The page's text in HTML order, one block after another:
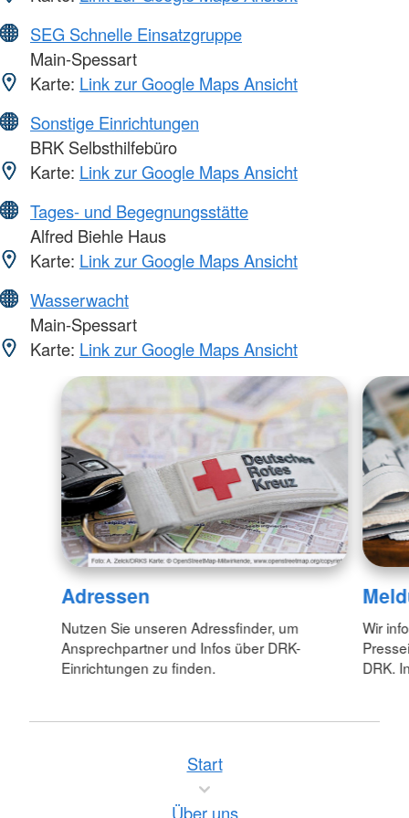
SEG Schnelle Einsatzgruppe
Main-Spessart
Karte: Link zur Google Maps Ansicht
Sonstige Einrichtungen
BRK Selbsthilfebüro
Karte: Link zur Google Maps Ansicht
Tages- und Begegnungsstätte
Alfred Biehle Haus
Karte: Link zur Google Maps Ansicht
Wasserwacht
Main-Spessart
Karte: Link zur Google Maps Ansicht
Adressen
Nutzen Sie unseren Adressfinder, um
Ansprechpartner und Infos über DRK-
Einrichtungen zu finden.
Wir
DRK.
Start
Über uns